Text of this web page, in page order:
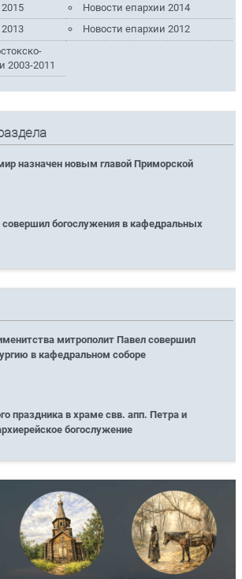
Новости епархии 2014
Новости епархии 2012
2003-2011
назначен новым главой Приморской
богослужения в кафедральных
митрополит Павел совершил
в кафедральном соборе
праздника в храме свв. апп. Петра и
богослужение